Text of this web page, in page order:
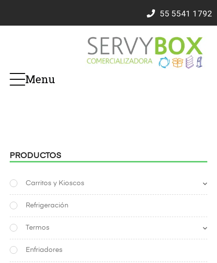
55 5541 1792
Menu
PRODUCTOS
Carritos y Kioscos
Refrigeración
Termos
Enfriadores